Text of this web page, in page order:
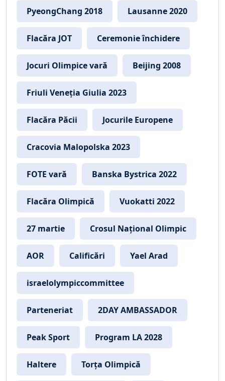
PyeongChang 2018 Lausanne 2020
Flacăra JOT Ceremonie închidere
Jocuri Olimpice vară Beijing 2008
Friuli Veneția Giulia 2023
Flacăra Păcii Jocurile Europene
Cracovia Malopolska 2023
FOTE vară Banska Bystrica 2022
Flacăra Olimpică Vuokatti 2022
27 martie Crosul Național Olimpic
AOR Calificări Yael Arad
israelolympiccommittee
Parteneriat 2DAY AMBASSADOR
Peak Sport Program LA 2028
Haltere Torța Olimpică